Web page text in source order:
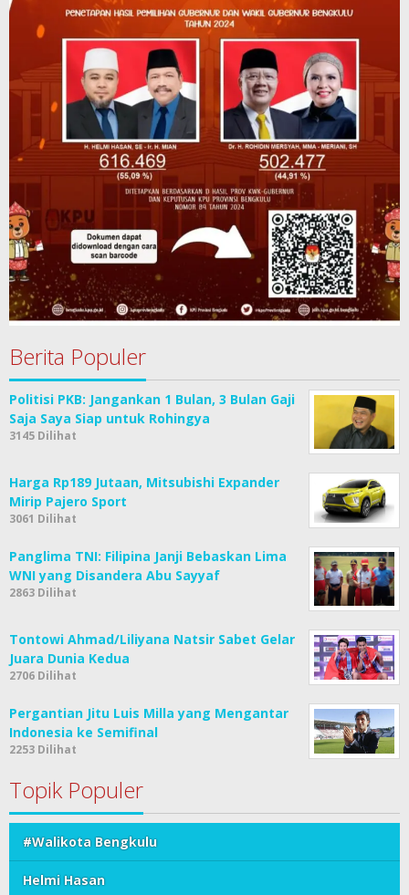
Berita Populer
Politisi PKB: Jangankan 1 Bulan, 3 Bulan Gaji
Saja Saya Siap untuk Rohingya
3145 Dilihat
Harga Rp189 Jutaan, Mitsubishi Expander
Mirip Pajero Sport
3061 Dilihat
Panglima TNI: Filipina Janji Bebaskan Lima
WNI yang Disandera Abu Sayyaf
2863 Dilihat
Tontowi Ahmad/Liliyana Natsir Sabet Gelar
Juara Dunia Kedua
2706 Dilihat
Pergantian Jitu Luis Milla yang Mengantar
Indonesia ke Semifinal
2253 Dilihat
Topik Populer
#Walikota Bengkulu
Helmi Hasan